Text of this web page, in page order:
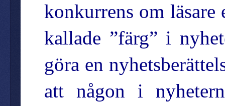
konkurrens om
kallade ”färg” i
göra en
att någon i